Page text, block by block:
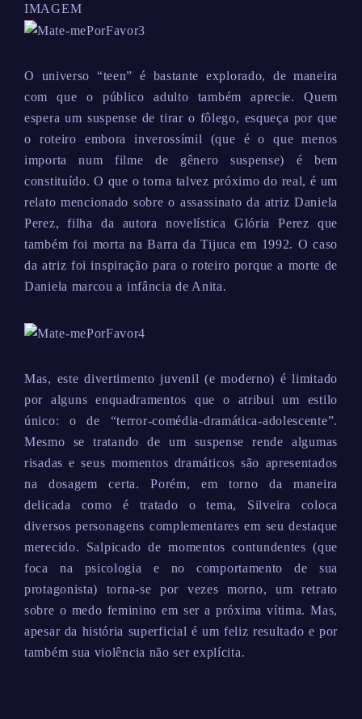
IMAGEM
O universo “teen” é bastante explorado, de maneira
com que o público adulto também aprecie. Quem
espera um suspense de tirar o fôlego, esqueça por que
o roteiro embora inverossímil (que é o que menos
importa num filme de gênero suspense) é bem
constituído. O que o torna talvez próximo do real, é um
relato mencionado sobre o assassinato da atriz Daniela
Perez, filha da autora novelística Glória Perez que
também foi morta na Barra da Tijuca em 1992. O caso
da atriz foi inspiração para o roteiro porque a morte de
Daniela marcou a infância de Anita.
Mas, este divertimento juvenil (e moderno) é limitado
por alguns enquadramentos que o atribui um estilo
único: o de “terror-comédia-dramática-adolescente”.
Mesmo se tratando de um suspense rende algumas
risadas e seus momentos dramáticos são apresentados
na dosagem certa. Porém, em torno da maneira
delicada como é tratado o tema, Silveira coloca
diversos personagens complementares em seu destaque
merecido. Salpicado de momentos contundentes (que
foca na psicologia e no comportamento de sua
protagonista) torna-se por vezes morno, um retrato
sobre o medo feminino em ser a próxima vítima. Mas,
apesar da história superficial é um feliz resultado e por
também sua violência não ser explícita.